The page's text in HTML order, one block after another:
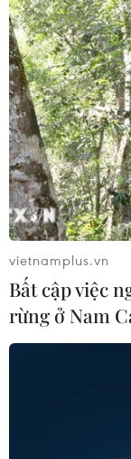
vietnamplus.vn
Bất cập việc
rừng ở Nam